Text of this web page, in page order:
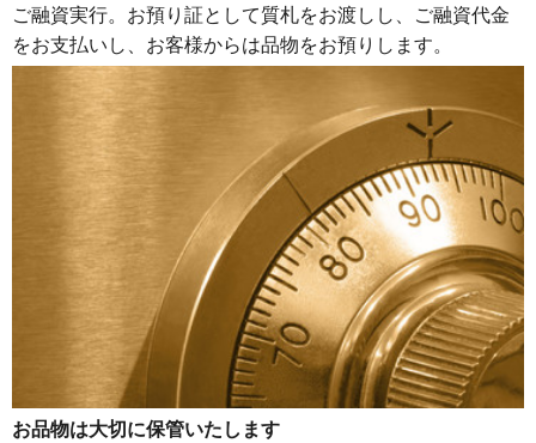
ご融資実行。お預り証として質札をお渡しし、ご融資代金
をお支払いし、お客様からは品物をお預りします。
お品物は大切に保管いたします